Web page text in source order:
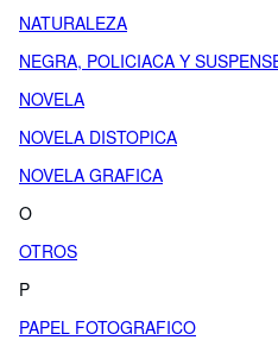
NATURALEZA
NEGRA, POLICIACA Y
NOVELA
NOVELA DISTOPICA
NOVELA GRAFICA
O
OTROS
P
PAPEL FOTOGRAFICO